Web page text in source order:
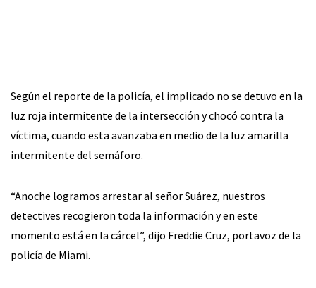
Según el reporte de la policía, el implicado no se detuvo en la
luz roja intermitente de la intersección y chocó contra la
víctima, cuando esta avanzaba en medio de la luz amarilla
intermitente del semáforo.
“Anoche logramos arrestar al señor Suárez, nuestros
detectives recogieron toda la información y en este
momento está en la cárcel”, dijo Freddie Cruz, portavoz de la
policía de Miami.